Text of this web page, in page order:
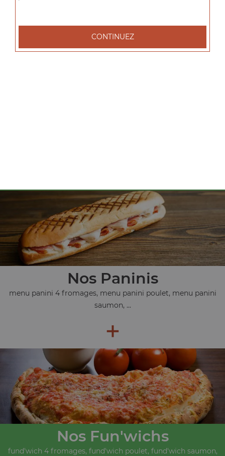
+
Nos Paninis
menu panini 4 fromages, menu panini poulet, menu panini
saumon, ...
+
Nos Fun'wichs
fund'wich 4 fromages, fund'wich poulet, fund'wich saumon,
CONTINUEZ